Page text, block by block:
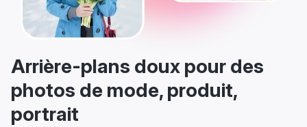
Arrière-plans doux pour des
photos de mode, produit,
portrait